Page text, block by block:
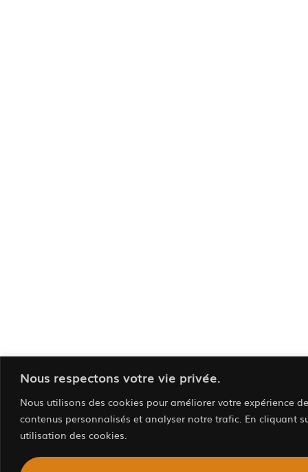
Nous respectons votre vie privée.
Nous utilisons des cookies pour améliorer votre expérience
contenus personnalisés et analyser notre trafic. En cliquant
utilisation des cookies.